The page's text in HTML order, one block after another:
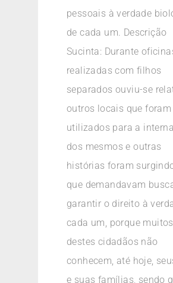
pessoais à verdade
de cada um. Descrição
Sucinta: Durante
realizadas com filhos
separados ouviu-se
outros locais que foram
utilizados para a
dos mesmos e outras
histórias foram
que demandavam
garantir o direito à
cada um, porque muitos
destes cidadãos não
conhecem, até hoje,
e suas famílias, sendo